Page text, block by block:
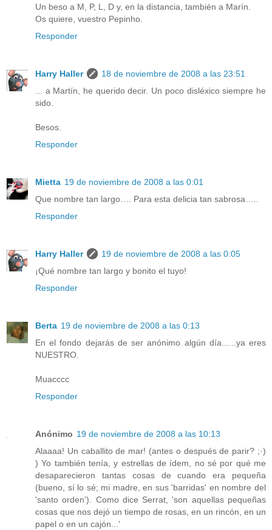
Un beso a M, P, L, D y, en la distancia, también a Marín.
Os quiere, vuestro Pepinho.
Responder
Harry Haller
18 de noviembre de 2008 a las 23:51
... a Martín, he querido decir. Un poco disléxico siempre he
sido.
Besos.
Responder
Mietta 19 de noviembre de 2008 a las 0:01
Que nombre tan largo…. Para esta delicia tan sabrosa…..
Responder
Harry Haller
19 de noviembre de 2008 a las 0:05
¡Qué nombre tan largo y bonito el tuyo!
Responder
Berta 19 de noviembre de 2008 a las 0:13
En el fondo dejarás de ser anónimo algún día......ya eres
NUESTRO.
Muacccc
Responder
Anónimo 19 de noviembre de 2008 a las 10:13
Alaaaa! Un caballito de mar! (antes o después de parir? ;·)
) Yo también tenía, y estrellas de ídem, no sé por qué me
desaparecieron tantas cosas de cuando era pequeña
(bueno, sí lo sé; mi madre, en sus 'barridas' en nombre del
'santo orden'). Como dice Serrat, 'son aquellas pequeñas
cosas que nos dejó un tiempo de rosas, en un rincón, en un
papel o en un cajón...'